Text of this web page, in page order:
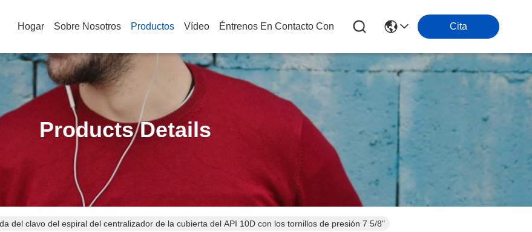
Hogar Sobre Nosotros Productos Vídeo Éntrenos En Contacto Con Cita
Products Details
del clavo del espiral del centralizador de la cubierta del API 10D con los tornillos de presión 7 5/8"